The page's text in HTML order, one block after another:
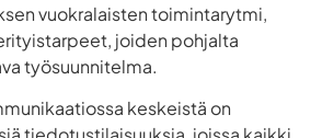
vuokralaisten toimintarytmi,
joiden pohjalta
työsuunnitelma.
keskeistä on